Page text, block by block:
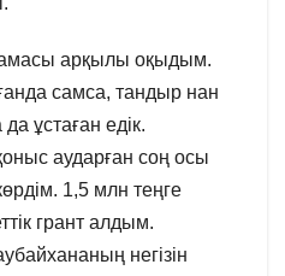
арқылы оқыдым.
самса, тандыр нан
ұстаған едік.
аударған соң осы
1,5 млн теңге
грант алдым.
негізін